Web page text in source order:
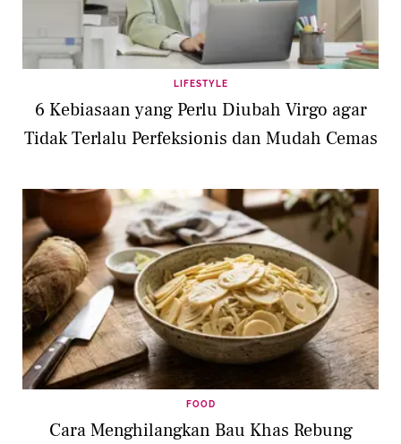
LIFESTYLE
6 Kebiasaan yang Perlu Diubah Virgo agar
Tidak Terlalu Perfeksionis dan Mudah Cemas
FOOD
Cara Menghilangkan Bau Khas Rebung